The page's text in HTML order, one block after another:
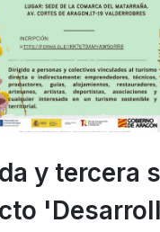
y tercera